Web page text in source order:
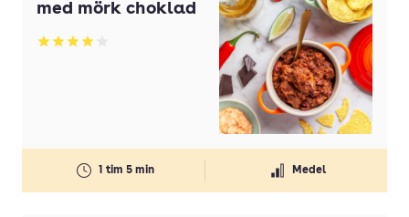
med mörk choklad
Betyg: 3.93 av 5
1 tim 5 min Medel